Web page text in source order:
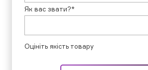
Як вас звати?*
Оцініть якість товару